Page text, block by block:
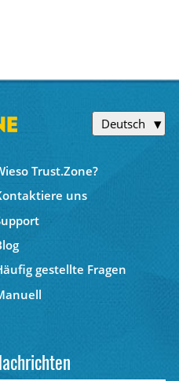
Deutsch
Trust.Zone?
uns
gestellte Fragen